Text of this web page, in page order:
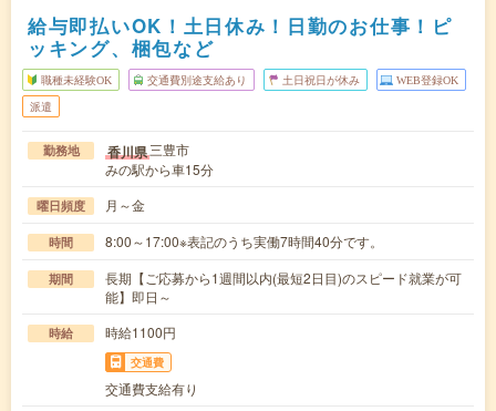
給与即払いOK！土日休み！日勤のお仕事！ピ
ッキング、梱包など
職種未経験OK 交通費別途支給あり 土日祝日が休み WEB登録OK
派遣
勤務地 香川県三豊市
みの駅から車15分
曜日頻度 月～金
時間 8:00～17:00※表記のうち実働7時間40分です。
期間
長期【ご応募から1週間以内(最短2日目)のスピード就業が可
能】即日～
時給 時給1100円
交通費
交通費支給有り